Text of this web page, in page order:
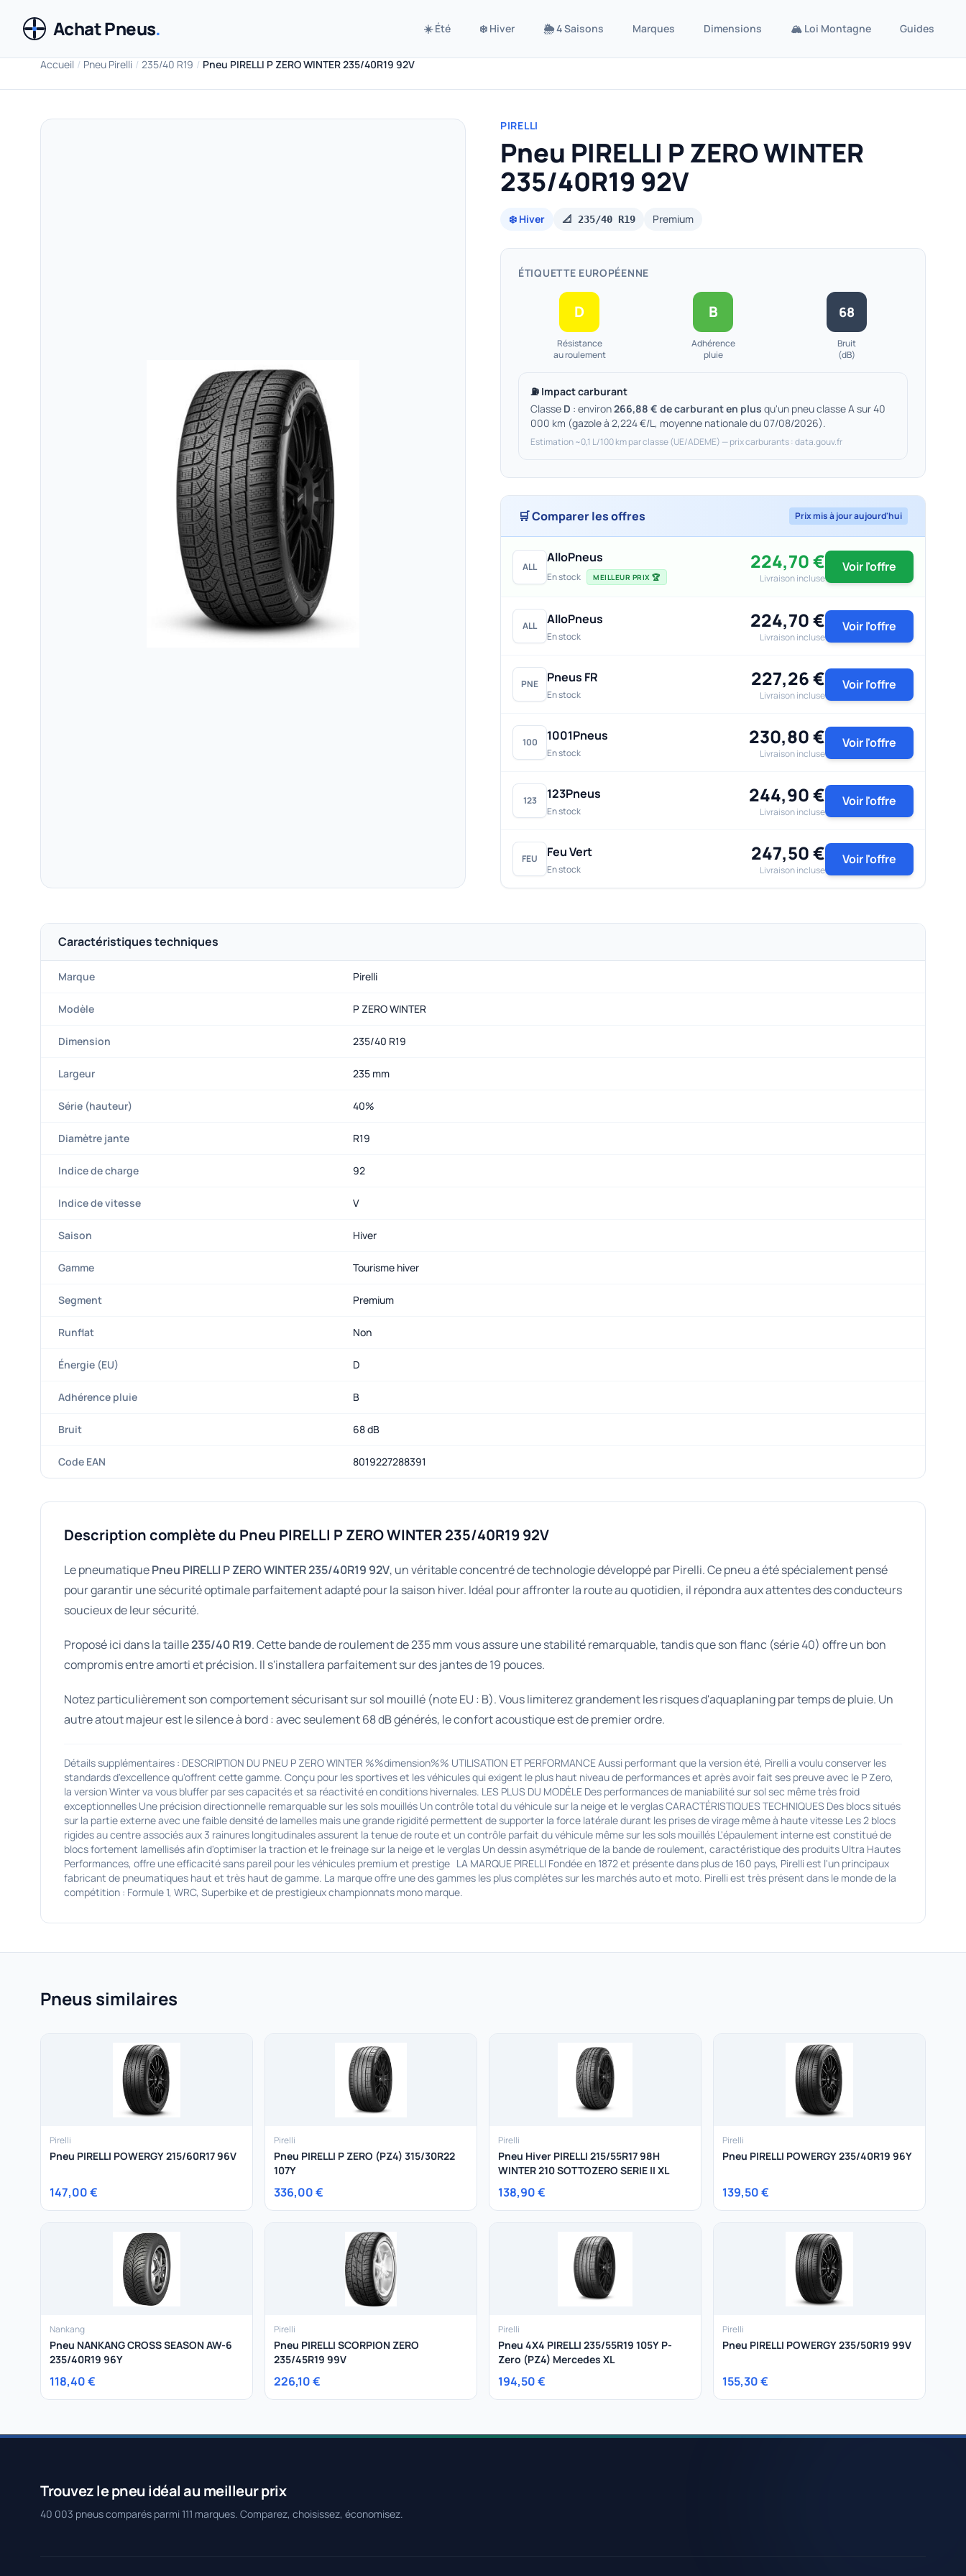
Achat Pneus. ☀️ Été ❄️ Hiver 🌦️ 4 Saisons Marques Dimensions 🏔️ Loi Montagne Guides
Accueil / Pneu Pirelli / 235/40 R19 / Pneu PIRELLI P ZERO WINTER 235/40R19 92V
PIRELLI
Pneu PIRELLI P ZERO WINTER
235/40R19 92V
❄️ Hiver 📐 235/40 R19 Premium
ÉTIQUETTE EUROPÉENNE
D
Résistance
au roulement
B
Adhérence
pluie
68
Bruit
(dB)
⛽ Impact carburant
Classe D : environ266,88 € de carburant en plus qu'un pneu classe A sur 40
000 km (gazole à 2,224 €/L, moyenne nationale du 07/08/2026).
Estimation ~0,1 L/100 km par classe (UE/ADEME) — prix carburants : data.gouv.fr
🛒 Comparer les offres Prix mis à jour aujourd'hui
ALL
AlloPneus
En stock MEILLEUR PRIX 🏆
224,70 €
Livraison incluse
Voir l'offre
ALL AlloPneus
En stock
224,70 €
Livraison incluse
Voir l'offre
PNE Pneus FR
En stock
227,26 €
Livraison incluse
Voir l'offre
100 1001Pneus
En stock
230,80 €
Livraison incluse
Voir l'offre
123 123Pneus
En stock
244,90 €
Livraison incluse
Voir l'offre
FEU Feu Vert
En stock
247,50 €
Livraison incluse
Voir l'offre
Caractéristiques techniques
Marque Pirelli
Modèle P ZERO WINTER
Dimension 235/40 R19
Largeur 235 mm
Série (hauteur) 40%
Diamètre jante R19
Indice de charge 92
Indice de vitesse V
Saison Hiver
Gamme Tourisme hiver
Segment Premium
Runflat Non
Énergie (EU) D
Adhérence pluie B
Bruit 68 dB
Code EAN 8019227288391
Description complète du Pneu PIRELLI P ZERO WINTER 235/40R19 92V
Le pneumatiquePneu PIRELLI P ZERO WINTER 235/40R19 92V, un véritable concentré de technologie développé par Pirelli. Ce pneu a été spécialement pensé
pour garantir une sécurité optimale parfaitement adapté pour la saison hiver. Idéal pour affronter la route au quotidien, il répondra aux attentes des conducteurs
soucieux de leur sécurité.
Proposé ici dans la taille235/40 R19. Cette bande de roulement de 235 mm vous assure une stabilité remarquable, tandis que son flanc (série 40) offre un bon
compromis entre amorti et précision. Il s'installera parfaitement sur des jantes de 19 pouces.
Notez particulièrement son comportement sécurisant sur sol mouillé (note EU : B). Vous limiterez grandement les risques d'aquaplaning par temps de pluie. Un
autre atout majeur est le silence à bord : avec seulement 68 dB générés, le confort acoustique est de premier ordre.
Détails supplémentaires : DESCRIPTION DU PNEU P ZERO WINTER %%dimension%% UTILISATION ET PERFORMANCE Aussi performant que la version été, Pirelli a voulu conserver les
standards d'excellence qu'offrent cette gamme. Conçu pour les sportives et les véhicules qui exigent le plus haut niveau de performances et après avoir fait ses preuve avec le P Zero,
la version Winter va vous bluffer par ses capacités et sa réactivité en conditions hivernales. LES PLUS DU MODÈLE Des performances de maniabilité sur sol sec même très froid
exceptionnelles Une précision directionnelle remarquable sur les sols mouillés Un contrôle total du véhicule sur la neige et le verglas CARACTÉRISTIQUES TECHNIQUES Des blocs situés
sur la partie externe avec une faible densité de lamelles mais une grande rigidité permettent de supporter la force latérale durant les prises de virage même à haute vitesse Les 2 blocs
rigides au centre associés aux 3 rainures longitudinales assurent la tenue de route et un contrôle parfait du véhicule même sur les sols mouillés L'épaulement interne est constitué de
blocs fortement lamellisés afin d'optimiser la traction et le freinage sur la neige et le verglas Un dessin asymétrique de la bande de roulement, caractéristique des produits Ultra Hautes
Performances, offre une efficacité sans pareil pour les véhicules premium et prestige LA MARQUE PIRELLI Fondée en 1872 et présente dans plus de 160 pays, Pirelli est l'un principaux
fabricant de pneumatiques haut et très haut de gamme. La marque offre une des gammes les plus complètes sur les marchés auto et moto. Pirelli est très présent dans le monde de la
compétition : Formule 1, WRC, Superbike et de prestigieux championnats mono marque.
Pneus similaires
Pirelli
Pneu PIRELLI POWERGY 215/60R17 96V
147,00 €
Pirelli
Pneu PIRELLI P ZERO (PZ4) 315/30R22
107Y
336,00 €
Pirelli
Pneu Hiver PIRELLI 215/55R17 98H
WINTER 210 SOTTOZERO SERIE II XL
138,90 €
Pirelli
Pneu PIRELLI POWERGY 235/40R19 96Y
139,50 €
Nankang
Pneu NANKANG CROSS SEASON AW-6
235/40R19 96Y
118,40 €
Pirelli
Pneu PIRELLI SCORPION ZERO
235/45R19 99V
226,10 €
Pirelli
Pneu 4X4 PIRELLI 235/55R19 105Y P-
Zero (PZ4) Mercedes XL
194,50 €
Pirelli
Pneu PIRELLI POWERGY 235/50R19 99V
155,30 €
Trouvez le pneu idéal au meilleur prix
40 003 pneus comparés parmi 111 marques. Comparez, choisissez, économisez.